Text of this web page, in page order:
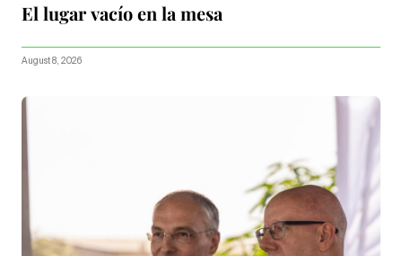
El lugar vacío en la mesa
August 8, 2026